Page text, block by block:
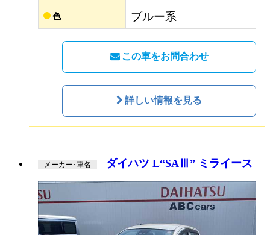
色 ブルー系
この車をお問合わせ
詳しい情報を見る
メーカー･車名 ダイハツ L“SAⅢ” ミライース